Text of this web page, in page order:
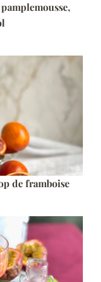
de framboise